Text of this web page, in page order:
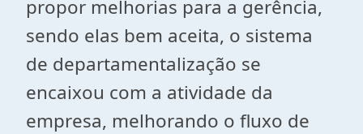
propor melhorias para a gerência,
sendo elas bem aceita, o sistema
de departamentalização se
encaixou com a atividade da
empresa, melhorando o fluxo de